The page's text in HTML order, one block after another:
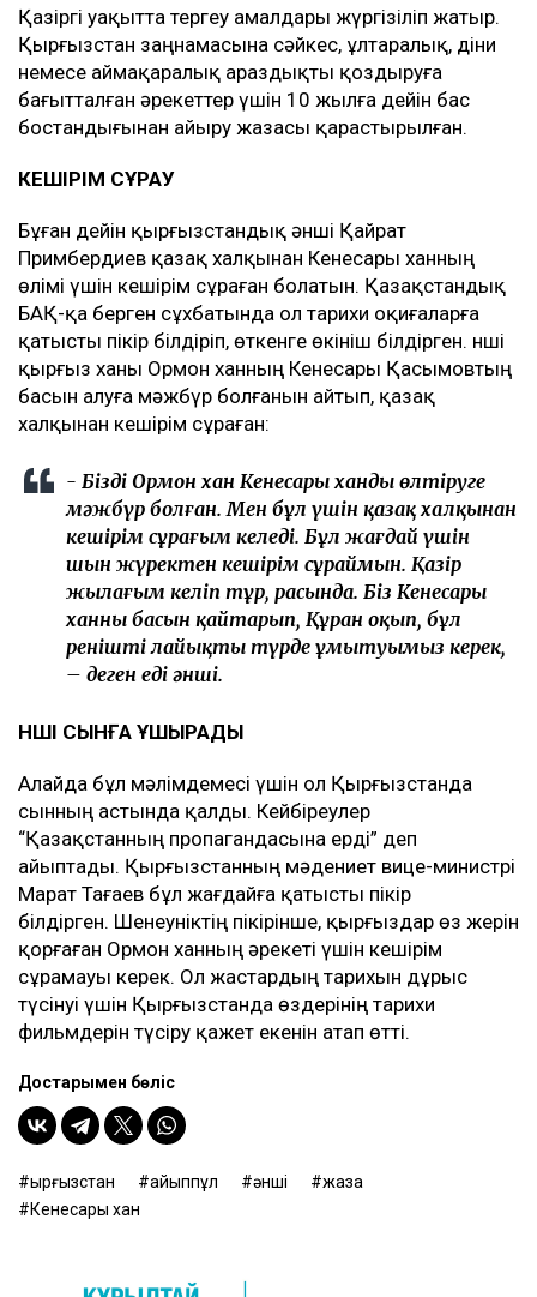
Қазіргі уақытта тергеу амалдары жүргізіліп жатыр.
Қырғызстан заңнамасына сәйкес, ұлтаралық, діни
немесе аймақаралық араздықты қоздыруға
бағытталған әрекеттер үшін 10 жылға дейін бас
бостандығынан айыру жазасы қарастырылған.
КЕШІРІМ СҰРАУ
Бұған дейін қырғызстандық әнші Қайрат
Примбердиев қазақ халқынан Кенесары ханның
өлімі үшін кешірім сұраған болатын. Қазақстандық
БАҚ-қа берген сұхбатында ол тарихи оқиғаларға
қатысты пікір білдіріп, өткенге өкініш білдірген. Әнші
қырғыз ханы Ормон ханның Кенесары Қасымовтың
басын алуға мәжбүр болғанын айтып, қазақ
халқынан кешірім сұраған:
- Біздің Ормон хан Кенесары ханды өлтіруге
мәжбүр болған. Мен бұл үшін қазақ халқынан
кешірім сұрағым келеді. Бұл жағдай үшін
шын жүректен кешірім сұраймын. Қазір
жылағым келіп тұр, расында. Біз Кенесары
ханның басын қайтарып, Құран оқып, бұл
ренішті лайықты түрде ұмытуымыз керек,
– деген еді әнші.
ӘНШІ СЫНҒА ҰШЫРАДЫ
Алайда бұл мәлімдемесі үшін ол Қырғызстанда
сынның астында қалды. Кейбіреулер
“Қазақстанның пропагандасына ерді” деп
айыптады. Қырғызстанның мәдениет вице-министрі
Марат Тағаев бұл жағдайға қатысты пікір
білдірген. Шенеуніктің пікірінше, қырғыздар өз жерін
қорғаған Ормон ханның әрекеті үшін кешірім
сұрамауы керек. Ол жастардың тарихын дұрыс
түсінуі үшін Қырғызстанда өздерінің тарихи
фильмдерін түсіру қажет екенін атап өтті.
Достарыңмен бөліс
Қырғызстан айыппұл әнші
жаза
Кенесары хан